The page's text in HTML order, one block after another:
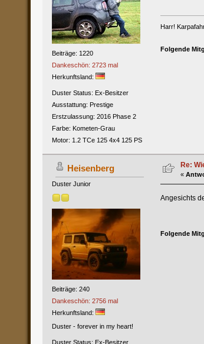
Beiträge: 1220
Dankeschön: 2723 mal
Herkunftsland:
Duster Status: Ex-Besitzer
Ausstattung: Prestige
Erstzulassung: 2016 Phase 2
Farbe: Kometen-Grau
Motor: 1.2 TCe 125 4x4 125 PS
Harr!
Folgende
Heisenberg
Duster Junior
Beiträge: 240
Dankeschön: 2756 mal
Herkunftsland:
Duster - forever in my heart!
Duster Status: Ex-Besitzer
Re:
«
Angesichts
Folgende